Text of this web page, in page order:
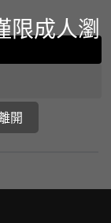
限成人瀏
開